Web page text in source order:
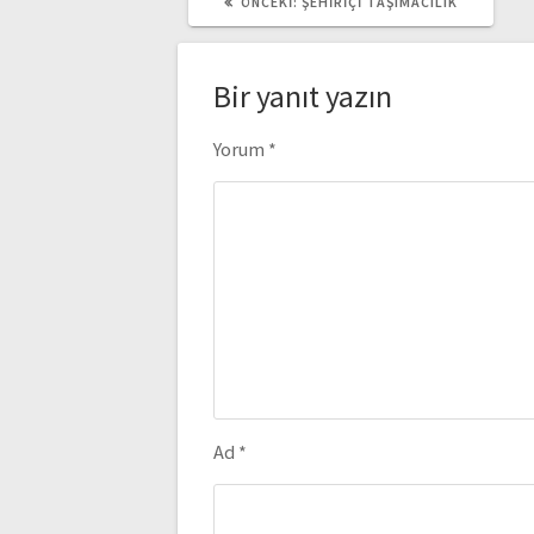
Bir yanıt yazın
Yorum *
Ad *